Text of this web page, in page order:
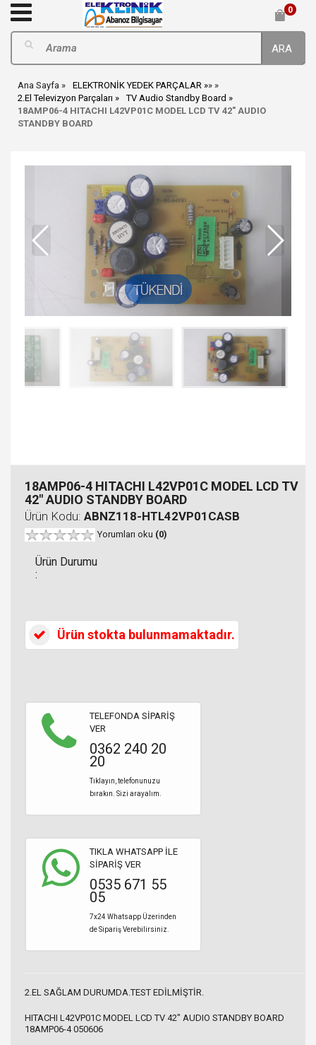
0
ARA
Ana Sayfa ELEKTRONİK YEDEK PARÇALAR
»
2.El Televizyon Parçaları
»
TV Audio Standby Board
18AMP06-4 HITACHI L42VP01C MODEL LCD TV 42" AUDIO
STANDBY BOARD
18AMP06-4 HITACHI L42VP01C MODEL LCD TV
42" AUDIO STANDBY BOARD
Ürün Kodu: ABNZ118-HTL42VP01CASB
Yorumları oku (0)
Ürün Durumu
:
Ürün stokta bulunmamaktadır.
TELEFONDA SİPARİŞ
VER
0362 240 20
20
Tıklayın, telefonunuzu
bırakın. Sizi arayalım.
TIKLA WHATSAPP İLE
SİPARİŞ VER
0535 671 55
05
7x24 Whatsapp Üzerinden
de Sipariş Verebilirsiniz.
2.EL SAĞLAM DURUMDA.TEST EDİLMİŞTİR.
HITACHI L42VP01C MODEL LCD TV 42" AUDIO STANDBY BOARD
18AMP06-4 050606